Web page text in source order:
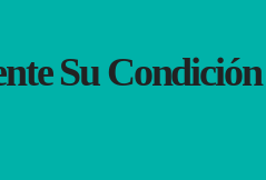
Su Condición